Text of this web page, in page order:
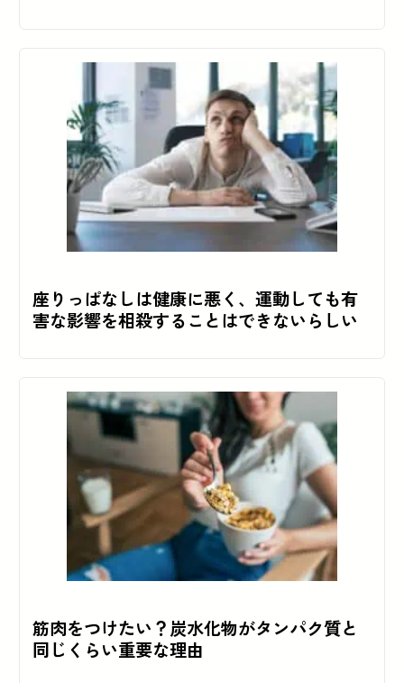
座りっぱなしは健康に悪く、運動しても有
害な影響を相殺することはできないらしい
筋肉をつけたい？炭水化物がタンパク質と
同じくらい重要な理由